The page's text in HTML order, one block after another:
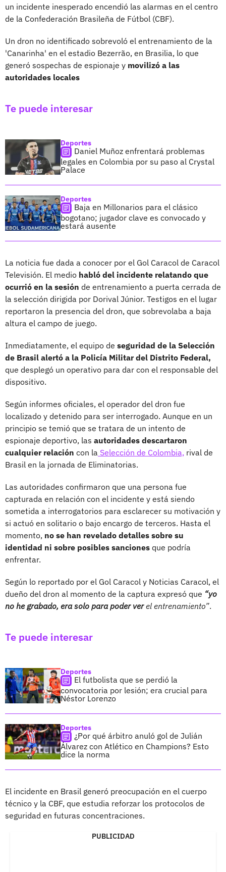
un incidente inesperado encendió las alarmas en el centro
de la Confederación Brasileña de Fútbol (CBF).
Un dron no identificado sobrevoló el entrenamiento de la
'Canarinha' en el estadio Bezerrão, en Brasilia, lo que
generó sospechas de espionaje y movilizó a las
autoridades locales
Te puede interesar
Deportes
Daniel Muñoz enfrentará problemas
legales en Colombia por su paso al Crystal
Palace
Deportes
Baja en Millonarios para el clásico
bogotano; jugador clave es convocado y
estará ausente
La noticia fue dada a conocer por el Gol Caracol de Caracol
Televisión. El medio habló del incidente relatando que
ocurrió en la sesión de entrenamiento a puerta cerrada de
la selección dirigida por Dorival Júnior. Testigos en el lugar
reportaron la presencia del dron, que sobrevolaba a baja
altura el campo de juego.
Inmediatamente, el equipo de seguridad de la Selección
de Brasil alertó a la Policía Militar del Distrito Federal,
que desplegó un operativo para dar con el responsable del
dispositivo.
Según informes oficiales, el operador del dron fue
localizado y detenido para ser interrogado. Aunque en un
principio se temió que se tratara de un intento de
espionaje deportivo, las autoridades descartaron
cualquier relación con la Selección de Colombia, rival de
Brasil en la jornada de Eliminatorias.
Las autoridades confirmaron que una persona fue
capturada en relación con el incidente y está siendo
sometida a interrogatorios para esclarecer su motivación y
si actuó en solitario o bajo encargo de terceros. Hasta el
momento, no se han revelado detalles sobre su
identidad ni sobre posibles sanciones que podría
enfrentar.
Según lo reportado por el Gol Caracol y Noticias Caracol, el
dueño del dron al momento de la captura expresó que “yo
no he grabado, era solo para poder verel entrenamiento”.
Te puede interesar
Deportes
El futbolista que se perdió la
convocatoria por lesión; era crucial para
Néstor Lorenzo
Deportes
¿Por qué árbitro anuló gol de Julián
Álvarez con Atlético en Champions? Esto
dice la norma
El incidente en Brasil generó preocupación en el cuerpo
técnico y la CBF, que estudia reforzar los protocolos de
seguridad en futuras concentraciones.
PUBLICIDAD